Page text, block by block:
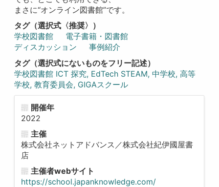
まさに“オンライン図書館”です。
タグ（選択式〈推奨〉）
学校図書館
電子書籍・図書館
ディスカッション
事例紹介
タグ（選択式にないものをフリー記述）
学校図書館 ICT 探究, EdTech STEAM, 中学校, 高等
学校, 教育委員会, GIGAスクール
開催年
2022
主催
株式会社ネットアドバンス／株式会社紀伊國屋書
店
主催者webサイト
https://school.japanknowledge.com/